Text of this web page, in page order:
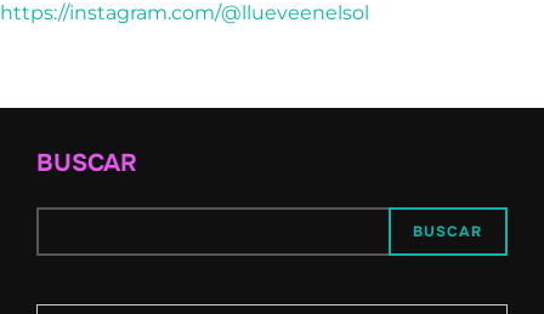
https://instagram.com/@llueveenelsol
BUSCAR
BUSCAR